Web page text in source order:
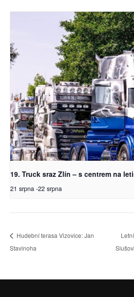
19. Truck sraz Zlín – s centrem na
21 srpna -22 srpna
Hudební terasa Vizovice: Jan
Stavinoha